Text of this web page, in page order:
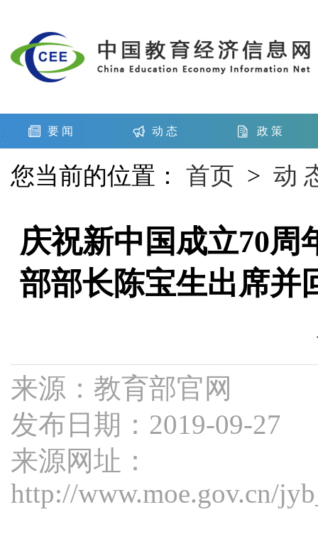
要 闻 动 态 政 策
您当前的位置： 首页 > 动
庆祝新中国成立70周
部部长陈宝生出席
来源：教育部官网
发布日期：2019-09-27
来源网址：
http://www.moe.gov.cn/